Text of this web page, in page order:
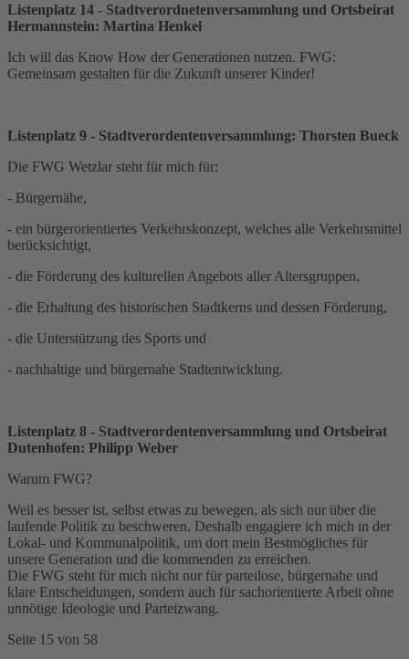
Listenplatz 14 - Stadtverordnetenversammlung und Ortsbeirat
Hermannstein: Martina Henkel
Ich will das Know How der Generationen nutzen. FWG:
Gemeinsam gestalten für die Zukunft unserer Kinder!
Listenplatz 9 - Stadtverordentenversammlung: Thorsten Bueck
Die FWG Wetzlar steht für mich für:
- Bürgernähe,
- ein bürgerorientiertes Verkehrskonzept, welches alle Verkehrsmittel
berücksichtigt,
- die Förderung des kulturellen Angebots aller Altersgruppen,
- die Erhaltung des historischen Stadtkerns und dessen Förderung,
- die Unterstützung des Sports und
- nachhaltige und bürgernahe Stadtentwicklung.
Listenplatz 8 - Stadtverordentenversammlung und Ortsbeirat
Dutenhofen: Philipp Weber
Warum FWG?
Weil es besser ist, selbst etwas zu bewegen, als sich nur über die
laufende Politik zu beschweren. Deshalb engagiere ich mich in der
Lokal- und Kommunalpolitik, um dort mein Bestmögliches für
unsere Generation und die kommenden zu erreichen.
Die FWG steht für mich nicht nur für parteilose, bürgernahe und
klare Entscheidungen, sondern auch für sachorientierte Arbeit ohne
unnötige Ideologie und Parteizwang.
Seite 15 von 58